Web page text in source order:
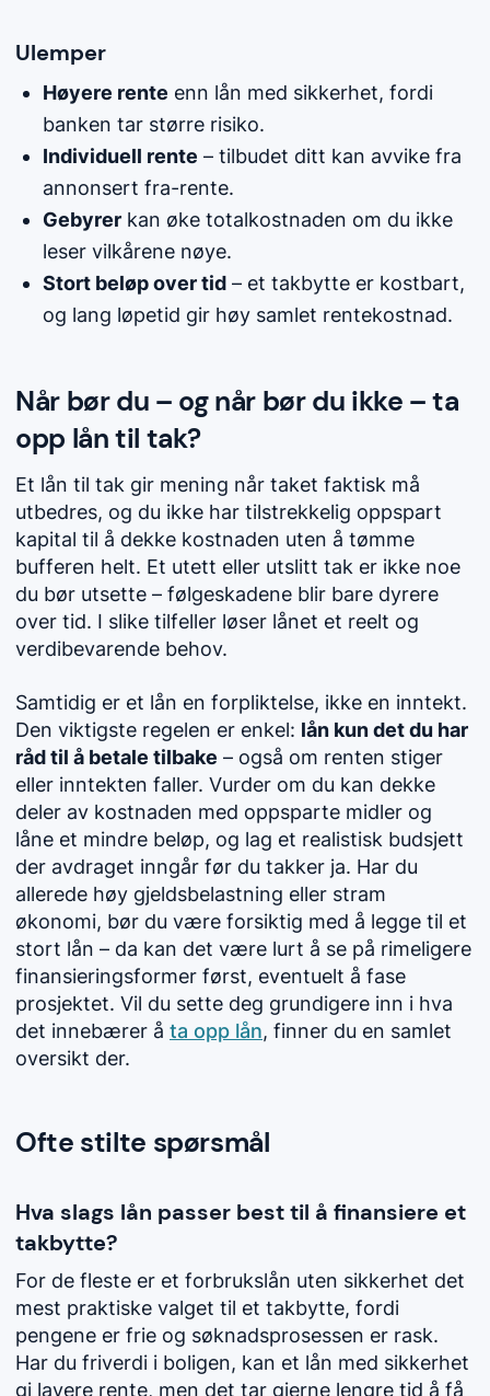
Ulemper
Høyere rente enn lån med sikkerhet, fordi
banken tar større risiko.
Individuell rente – tilbudet ditt kan avvike fra
annonsert fra-rente.
Gebyrer kan øke totalkostnaden om du ikke
leser vilkårene nøye.
Stort beløp over tid – et takbytte er kostbart,
og lang løpetid gir høy samlet rentekostnad.
Når bør du – og når bør du ikke – ta
opp lån til tak?
Et lån til tak gir mening når taket faktisk må
utbedres, og du ikke har tilstrekkelig oppspart
kapital til å dekke kostnaden uten å tømme
bufferen helt. Et utett eller utslitt tak er ikke noe
du bør utsette – følgeskadene blir bare dyrere
over tid. I slike tilfeller løser lånet et reelt og
verdibevarende behov.
Samtidig er et lån en forpliktelse, ikke en inntekt.
Den viktigste regelen er enkel: lån kun det du har
råd til å betale tilbake – også om renten stiger
eller inntekten faller. Vurder om du kan dekke
deler av kostnaden med oppsparte midler og
låne et mindre beløp, og lag et realistisk budsjett
der avdraget inngår før du takker ja. Har du
allerede høy gjeldsbelastning eller stram
økonomi, bør du være forsiktig med å legge til et
stort lån – da kan det være lurt å se på rimeligere
finansieringsformer først, eventuelt å fase
prosjektet. Vil du sette deg grundigere inn i hva
det innebærer å ta opp lån, finner du en samlet
oversikt der.
Ofte stilte spørsmål
Hva slags lån passer best til å finansiere et
takbytte?
For de fleste er et forbrukslån uten sikkerhet det
mest praktiske valget til et takbytte, fordi
pengene er frie og søknadsprosessen er rask.
Har du friverdi i boligen, kan et lån med sikkerhet
gi lavere rente, men det tar gjerne lengre tid å få